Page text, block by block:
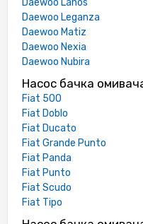
Daewoo Lanos
Daewoo Leganza
Daewoo Matiz
Daewoo Nexia
Daewoo Nubira
Насос бачка
Fiat 500
Fiat Doblo
Fiat Ducato
Fiat Grande Punto
Fiat Panda
Fiat Punto
Fiat Scudo
Fiat Tipo